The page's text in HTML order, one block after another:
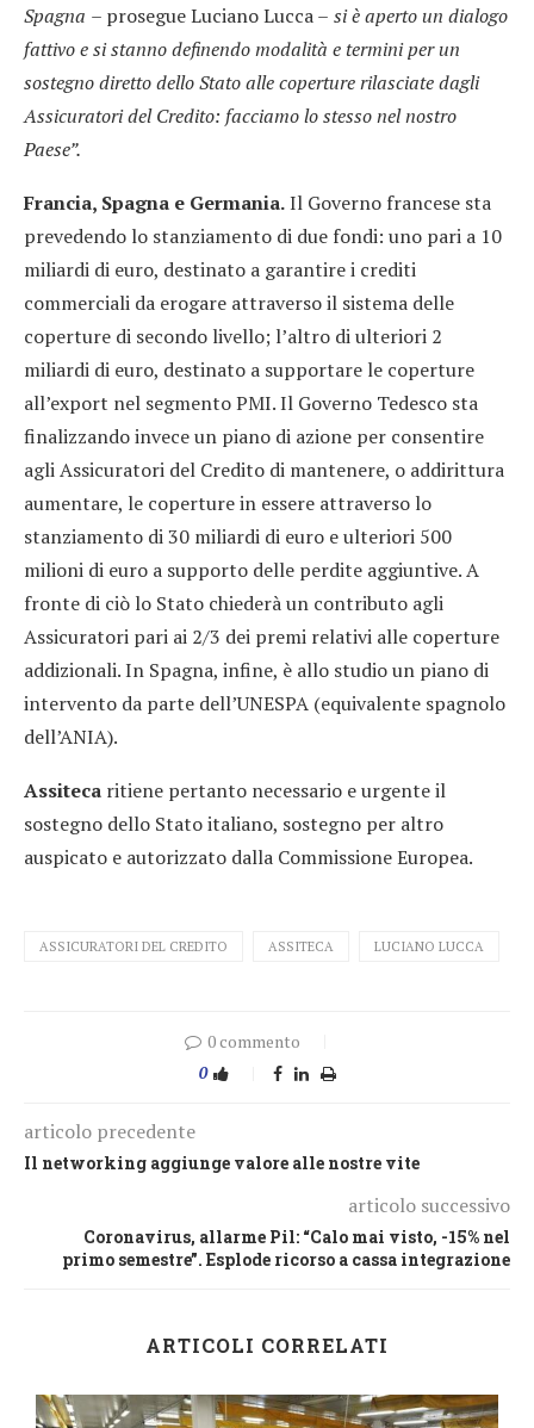
Spagna – prosegue Luciano Lucca– si è aperto un dialogo
fattivo e si stanno definendo modalità e termini per un
sostegno diretto dello Stato alle coperture rilasciate dagli
Assicuratori del Credito: facciamo lo stesso nel nostro
Paese”.
Francia, Spagna e Germania.Il Governo francese sta
prevedendo lo stanziamento di due fondi: uno pari a 10
miliardi di euro, destinato a garantire i crediti
commerciali da erogare attraverso il sistema delle
coperture di secondo livello; l’altro di ulteriori 2
miliardi di euro, destinato a supportare le coperture
all’export nel segmento PMI. Il Governo Tedesco sta
finalizzando invece un piano di azione per consentire
agli Assicuratori del Credito di mantenere, o addirittura
aumentare, le coperture in essere attraverso lo
stanziamento di 30 miliardi di euro e ulteriori 500
milioni di euro a supporto delle perdite aggiuntive. A
fronte di ciò lo Stato chiederà un contributo agli
Assicuratori pari ai 2/3 dei premi relativi alle coperture
addizionali. In Spagna, infine, è allo studio un piano di
intervento da parte dell’UNESPA (equivalente spagnolo
dell’ANIA).
Assiteca ritiene pertanto necessario e urgente il
sostegno dello Stato italiano, sostegno per altro
auspicato e autorizzato dalla Commissione Europea.
ASSICURATORI DEL CREDITO ASSITECA LUCIANO LUCCA
0 commento
0
articolo precedente
Il networking aggiunge valore alle nostre vite
articolo successivo
Coronavirus, allarme Pil: “Calo mai visto, -15% nel
primo semestre”. Esplode ricorso a cassa integrazione
ARTICOLI CORRELATI